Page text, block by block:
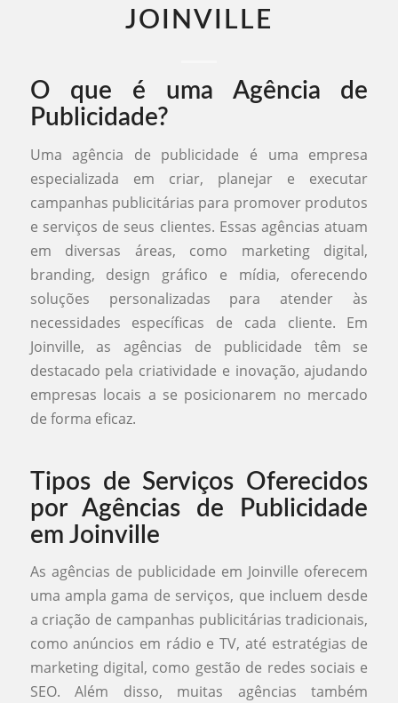
JOINVILLE​
O que é uma Agência de
Publicidade?
Uma agência de publicidade é uma empresa
especializada em criar, planejar e executar
campanhas publicitárias para promover produtos
e serviços de seus clientes. Essas agências atuam
em diversas áreas, como marketing digital,
branding, design gráfico e mídia, oferecendo
soluções personalizadas para atender às
necessidades específicas de cada cliente. Em
Joinville, as agências de publicidade têm se
destacado pela criatividade e inovação, ajudando
empresas locais a se posicionarem no mercado
de forma eficaz.
Tipos de Serviços Oferecidos
por Agências de Publicidade
em Joinville
As agências de publicidade em Joinville oferecem
uma ampla gama de serviços, que incluem desde
a criação de campanhas publicitárias tradicionais,
como anúncios em rádio e TV, até estratégias de
marketing digital, como gestão de redes sociais e
SEO. Além disso, muitas agências também